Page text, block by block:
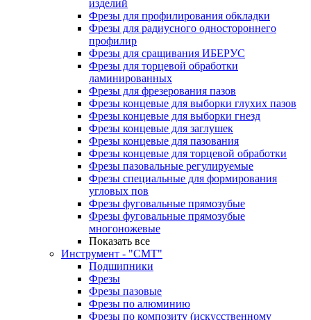
изделий
Фрезы для профилирования обкладки
Фрезы для радиусного одностороннего
профилир
Фрезы для сращивания ИБЕРУС
Фрезы для торцевой обработки
ламинированных
Фрезы для фрезерования пазов
Фрезы концевые для выборки глухих пазов
Фрезы концевые для выборки гнезд
Фрезы концевые для заглушек
Фрезы концевые для пазования
Фрезы концевые для торцевой обработки
Фрезы пазовальные регулируемые
Фрезы специальные для формирования
угловых пов
Фрезы фуговальные прямозубые
Фрезы фуговальные прямозубые
многоножевые
Показать все
Инструмент - "СМТ"
Подшипники
Фрезы
Фрезы пазовые
Фрезы по алюминию
Фрезы по композиту (искусственному